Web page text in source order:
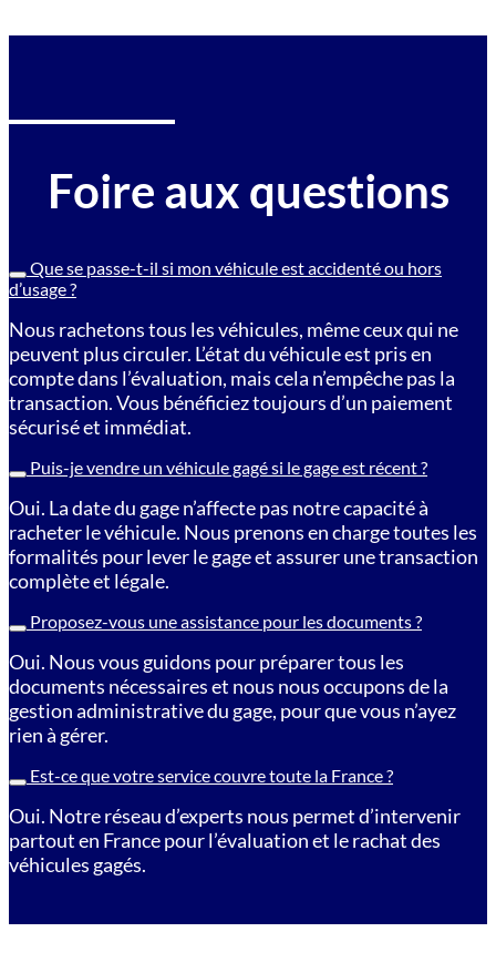
Foire aux questions
Que se passe-t-il si mon véhicule est accidenté ou hors
d’usage ?
Nous rachetons tous les véhicules, même ceux qui ne
peuvent plus circuler. L’état du véhicule est pris en
compte dans l’évaluation, mais cela n’empêche pas la
transaction. Vous bénéficiez toujours d’un paiement
sécurisé et immédiat.
Puis-je vendre un véhicule gagé si le gage est récent ?
Oui. La date du gage n’affecte pas notre capacité à
racheter le véhicule. Nous prenons en charge toutes les
formalités pour lever le gage et assurer une transaction
complète et légale.
Proposez-vous une assistance pour les documents ?
Oui. Nous vous guidons pour préparer tous les
documents nécessaires et nous nous occupons de la
gestion administrative du gage, pour que vous n’ayez
rien à gérer.
Est-ce que votre service couvre toute la France ?
Oui. Notre réseau d’experts nous permet d’intervenir
partout en France pour l’évaluation et le rachat des
véhicules gagés.